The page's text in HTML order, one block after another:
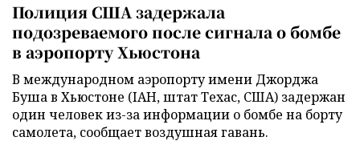
Полиция США задержала
подозреваемого после сигнала о бомбе
в аэропорту Хьюстона
В международном аэропорту имени Джорджа
Буша в Хьюстоне (IAH, штат Техас, США) задержан
один человек из-за информации о бомбе на борту
самолета, сообщает воздушная гавань.